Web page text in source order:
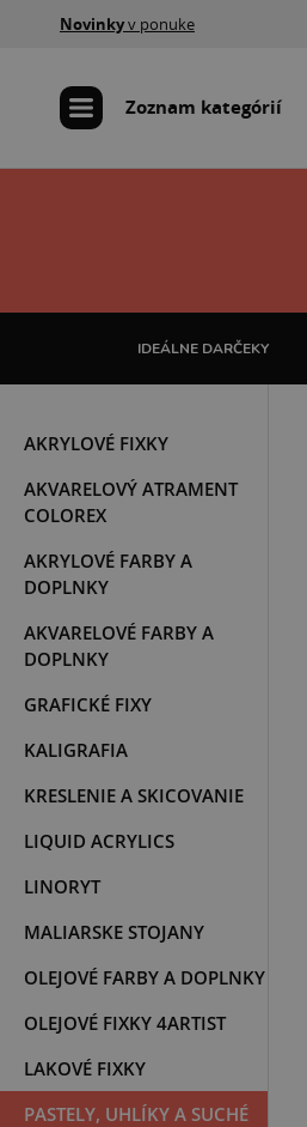
Novinkyv ponuke
Zoznam kategórií
IDEÁLNE DARČEKY
AKRYLOVÉ FIXKY
AKVARELOVÝ ATRAMENT
COLOREX
AKRYLOVÉ FARBY A
DOPLNKY
AKVARELOVÉ FARBY A
DOPLNKY
GRAFICKÉ FIXY
KALIGRAFIA
KRESLENIE A SKICOVANIE
LIQUID ACRYLICS
LINORYT
MALIARSKE STOJANY
OLEJOVÉ FARBY A DOPLNKY
OLEJOVÉ FIXKY 4ARTIST
LAKOVÉ FIXKY
PASTELY, UHLÍKY A SUCHÉ